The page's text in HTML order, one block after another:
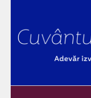
content